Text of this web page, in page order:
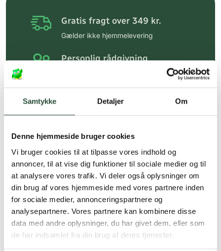
Samtykke Detaljer Om
Denne hjemmeside bruger cookies
Vi bruger cookies til at tilpasse vores indhold og
annoncer, til at vise dig funktioner til sociale medier og til
at analysere vores trafik. Vi deler også oplysninger om
din brug af vores hjemmeside med vores partnere inden
for sociale medier, annonceringspartnere og
analysepartnere. Vores partnere kan kombinere disse
data med andre oplysninger, du har givet dem, eller som
de har indsamlet fra din brug af deres tjenester.
Gratis fragt over 349 kr.
Gælder ikke hjemmelevering
Personlig rådgivning
Hurtig levering (30 min. i Kbh)
Faste lave priser*
*Gælder ikke ernæringsprodukter.
Stort udvalg af kendte
produkter
Vi tilbyder et stort udvalg af kendte
cremer, vitaminer og andre spændende
produkter – altid til fast lav pris.
Læs mere om Uglecare.dk her